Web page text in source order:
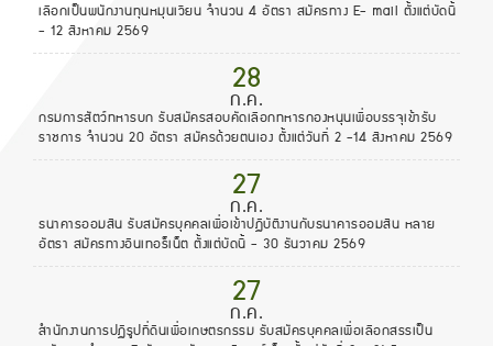
เลือกเป็นพนักงานทุนหมุนเวียน จำนวน 4 อัตรา สมัครทาง E- mail ตั้งแต่บัดนี้
- 12 สิงหาคม 2569
28
ก.ค.
กรมการสัตว์ทหารบก รับสมัครสอบคัดเลือกทหารกองหนุนเพื่อบรรจุเข้ารับ
ราชการ จำนวน 20 อัตรา สมัครด้วยตนเอง ตั้งแต่วันที่ 2 -14 สิงหาคม 2569
27
ก.ค.
ธนาคารออมสิน รับสมัครบุคคลเพื่อเข้าปฏิบัติงานกับธนาคารออมสิน หลาย
อัตรา สมัครทางอินเทอร็เน็ต ตั้งแต่บัดนี้ - 30 ธันวาคม 2569
27
ก.ค.
สำนักงานการปฏิรูปที่ดินเพื่อเกษตรกรรม รับสมัครบุคคลเพื่อเลือกสรรเป็น